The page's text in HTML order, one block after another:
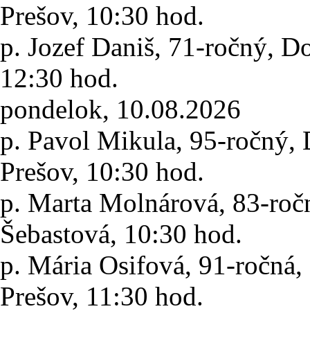
Prešov, 10:30 hod.
p. Jozef Daniš, 71-ročný,
12:30 hod.
pondelok, 10.08.2026
p. Pavol Mikula, 95-ročný,
Prešov, 10:30 hod.
p. Marta Molnárová, 83-
Šebastová, 10:30 hod.
p. Mária Osifová, 91-
Prešov, 11:30 hod.